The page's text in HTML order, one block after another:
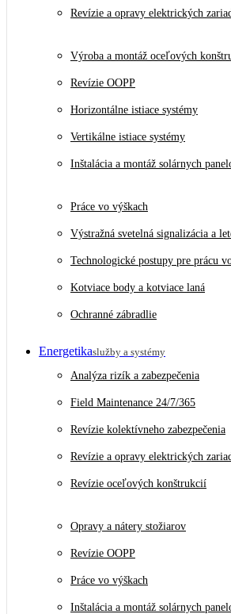
Revízie a opravy elektrických
Výroba a montáž oceľových
Revízie OOPP
Horizontálne istiace systémy
Vertikálne istiace systémy
Inštalácia a montáž solárnych
Práce vo výškach
Výstražná svetelná signalizácia a
Technologické postupy pre prácu
Kotviace body a kotviace laná
Ochranné zábradlie
Energetikaslužby a systémy
Analýza rizík a zabezpečenia
Field Maintenance 24/7/365
Revízie kolektívneho zabezpečenia
Revízie a opravy elektrických
Revízie oceľových konštrukcií
Opravy a nátery stožiarov
Revízie OOPP
Práce vo výškach
Inštalácia a montáž solárnych